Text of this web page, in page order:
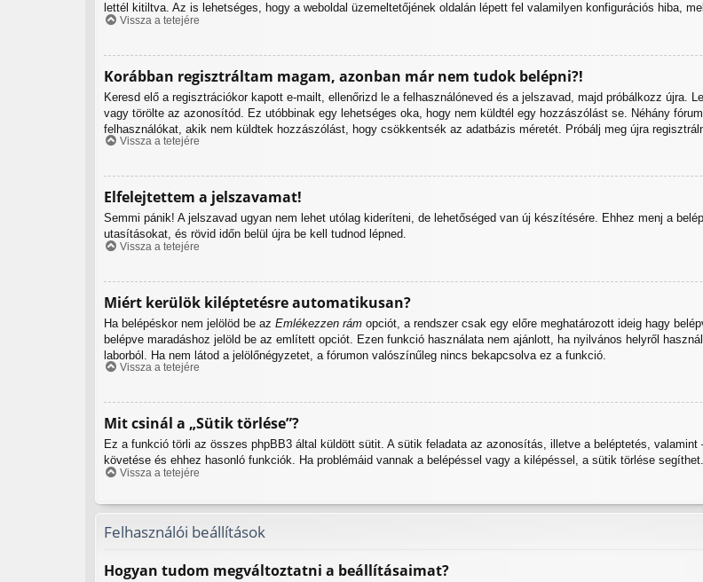
lettél kitiltva. Az is lehetséges, hogy a weboldal üzemeltetőjének oldalán lépett fel valamilyen konfigurációs hiba,
Vissza a tetejére
Korábban regisztráltam magam, azonban már nem tudok belépni?!
Keresd elő a regisztrációkor kapott e-mailt, ellenőrizd le a felhasználóneved és a jelszavad, majd próbálkozz újra.
vagy törölte az azonosítód. Ez utóbbinak egy lehetséges oka, hogy nem küldtél egy hozzászólást se. Néhány
felhasználókat, akik nem küldtek hozzászólást, hogy csökkentsék az adatbázis méretét. Próbálj meg újra
Vissza a tetejére
Elfelejtettem a jelszavamat!
Semmi pánik! A jelszavad ugyan nem lehet utólag kideríteni, de lehetőséged van új készítésére. Ehhez menj a
utasításokat, és rövid időn belül újra be kell tudnod lépned.
Vissza a tetejére
Miért kerülök kiléptetésre automatikusan?
Ha belépéskor nem jelölöd be az Emlékezzen rám opciót, a rendszer csak egy előre meghatározott ideig hagy
belépve maradáshoz jelöld be az említett opciót. Ezen funkció használata nem ajánlott, ha nyilvános helyről
laborból. Ha nem látod a jelölőnégyzetet, a fórumon valószínűleg nincs bekapcsolva ez a funkció.
Vissza a tetejére
Mit csinál a „Sütik törlése”?
Ez a funkció törli az összes phpBB3 által küldött sütit. A sütik feladata az azonosítás, illetve a beléptetés,
követése és ehhez hasonló funkciók. Ha problémáid vannak a belépéssel vagy a kilépéssel, a sütik törlése segíthet.
Vissza a tetejére
Felhasználói beállítások
Hogyan tudom megváltoztatni a beállításaimat?